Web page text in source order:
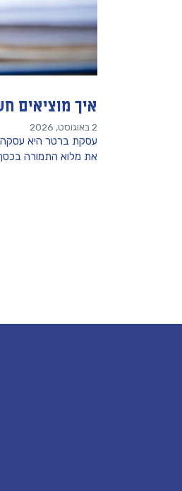
איך מוציאים
2 באוגוסט, 2026
עסקת ברטר היא עסקה
את מלוא התמורה